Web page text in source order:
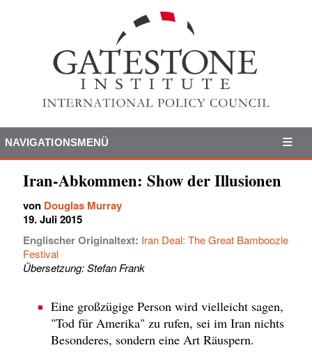
NAVIGATIONSMENÜ
Iran-Abkommen: Show der Illusionen
von Douglas Murray
19. Juli 2015
Englischer Originaltext: Iran Deal: The Great Bamboozle
Festival
Übersetzung: Stefan Frank
Eine großzügige Person wird vielleicht sagen,
"Tod für Amerika" zu rufen, sei im Iran nichts
Besonderes, sondern eine Art Räuspern.